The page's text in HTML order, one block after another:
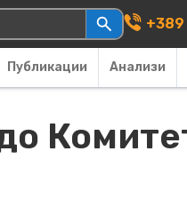
+389
Публикации Анализи